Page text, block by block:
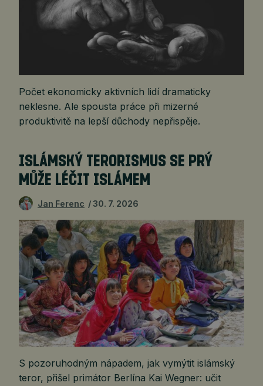
Počet ekonomicky aktivních lidí dramaticky
neklesne. Ale spousta práce při mizerné
produktivitě na lepší důchody nepřispěje.
ISLÁMSKÝ TERORISMUS SE PRÝ
MŮŽE LÉČIT ISLÁMEM
Jan Ferenc 30. 7. 2026
S pozoruhodným nápadem, jak vymýtit islámský
teror, přišel primátor Berlína Kai Wegner: učit